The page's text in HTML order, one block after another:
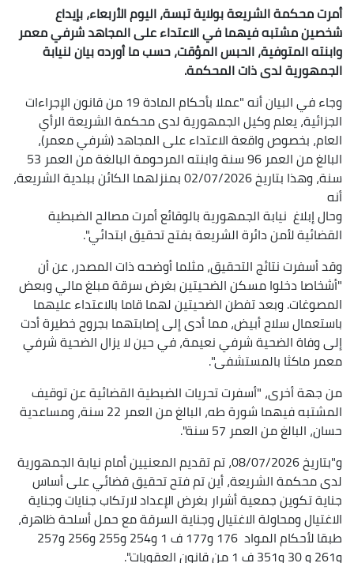
أمرت محكمة الشريعة بولاية تبسة، اليوم الأربعاء، بإيداع
شخصين مشتبه فيهما في الاعتداء على المجاهد شرفي معمر
وابنته المتوفية، الحبس المؤقت، حسب ما أورده بيان لنيابة
الجمهورية لدى ذات المحكمة.
وجاء في البيان أنه "عملا بأحكام المادة 19 من قانون الإجراءات
الجزائية، يعلم وكيل الجمهورية لدى محكمة الشريعة الرأي
العام، بخصوص واقعة الاعتداء على المجاهد (شرفي معمر)،
البالغ من العمر 96 سنة وابنته المرحومة البالغة من العمر 53
سنة، وهذا بتاريخ 02/07/2026 بمنزلهما الكائن ببلدية الشريعة،
أنه
وحال إبلاغ نيابة الجمهورية بالوقائع أمرت مصالح الضبطية
القضائية لأمن دائرة الشريعة بفتح تحقيق ابتدائي".
وقد أسفرت نتائج التحقيق، مثلما أوضحه ذات المصدر، عن أن
"أشخاصا دخلوا مسكن الضحيتين بغرض سرقة مبلغ مالي وبعض
المصوغات. وبعد تفطن الضحيتين لهما قاما بالاعتداء عليهما
باستعمال سلاح أبيض، مما أدى إلى إصابتهما بجروح خطيرة أدت
إلى وفاة الضحية شرفي نعيمة، في حين لا يزال الضحية شرفي
معمر ماكثا بالمستشفى".
من جهة أخرى، "أسفرت تحريات الضبطية القضائية عن توقيف
المشتبه فيهما شورة طه، البالغ من العمر 22 سنة، ومساعدية
حسان، البالغ من العمر 57 سنة".
و"بتاريخ 08/07/2026، تم تقديم المعنيين أمام نيابة الجمهورية
لدى محكمة الشريعة، أين تم فتح تحقيق قضائي على أساس
جناية تكوين جمعية أشرار بغرض الإعداد لارتكاب جنايات وجناية
الاغتيال ومحاولة الاغتيال وجناية السرقة مع حمل أسلحة ظاهرة،
طبقا لأحكام المواد 176 و177 ف 1 و254 و255 و256 و257